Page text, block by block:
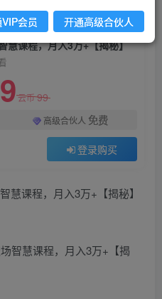
慧课程，月入3万+【揭秘】
云币99
高级合伙人 免费
登录购买
慧课程，月入3万+【揭秘】
会员 开通高级合伙人